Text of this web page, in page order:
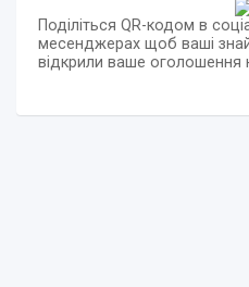
Поділіться QR-кодом в
месенджерах щоб ваші
відкрили ваше оголошення